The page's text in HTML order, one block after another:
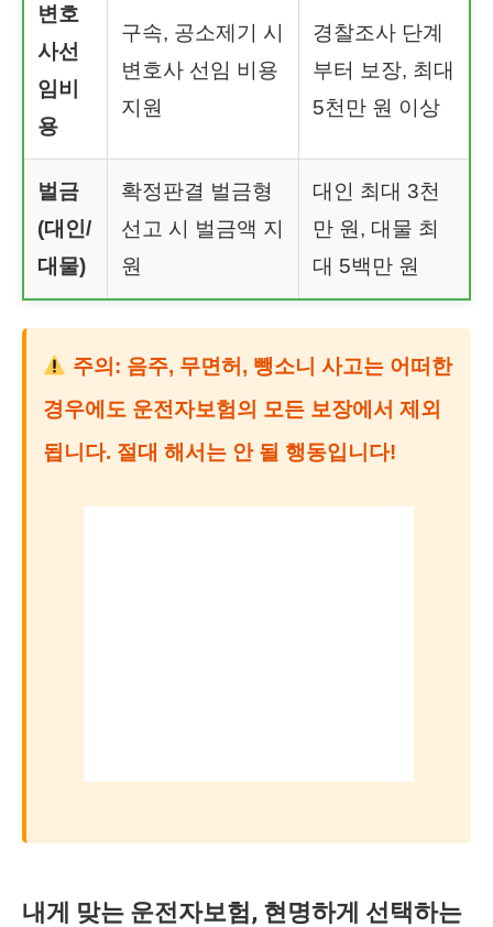
변호
사선
임비
용
구속, 공소제기 시
변호사 선임 비용
지원
경찰조사 단계
부터 보장, 최대
5천만 원 이상
벌금
(대인/
대물)
확정판결 벌금형
선고 시 벌금액 지
원
대인 최대 3천
만 원, 대물 최
대 5백만 원
주의: 음주, 무면허, 뺑소니 사고는 어떠한
경우에도 운전자보험의 모든 보장에서 제외
됩니다. 절대 해서는 안 될 행동입니다!
내게 맞는 운전자보험, 현명하게 선택하는